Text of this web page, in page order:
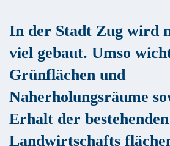
In der Stadt Zug wird
viel gebaut. Umso
Grünflächen und
Naherholungsräume
Erhalt der bestehenden
Landwirtschafts­